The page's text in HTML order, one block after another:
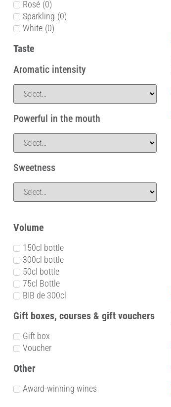
Rosé (0)
Sparkling (0)
White (0)
Taste
Aromatic intensity
Powerful in the mouth
Sweetness
Volume
150cl bottle
300cl bottle
50cl bottle
75cl Bottle
BIB de 300cl
Gift boxes, courses & gift vouchers
Gift box
Voucher
Other
Award-winning wines